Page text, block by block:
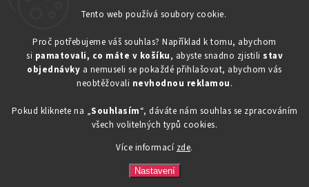
Tento web používá soubory cookie.
Proč potřebujeme váš souhlas? Například k tomu, abychom
si pamatovali, co máte v košíku, abyste snadno zjistili stav
objednávky a nemuseli se pokaždé přihlašovat, abychom vás
neobtěžovali nevhodnou reklamou.
Pokud kliknete na „Souhlasím“, dáváte nám souhlas se zpracováním
všech volitelných typů cookies.
Více informací zde.
Nastavení
734603917
eshop@toner-rl.cz
Copyright 2026Drogerka24.cz. Všechna práva vyhrazena.
VytvořilShoptet| Design